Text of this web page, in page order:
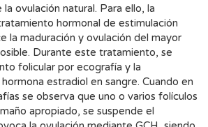
ovulación natural. Para ello, la
hormonal de estimulación
la maduración y ovulación del mayor
Durante este tratamiento, se
folicular por ecografía y la
estradiol en sangre. Cuando en
se observa que uno o varios folículos
apropiado, se suspende el